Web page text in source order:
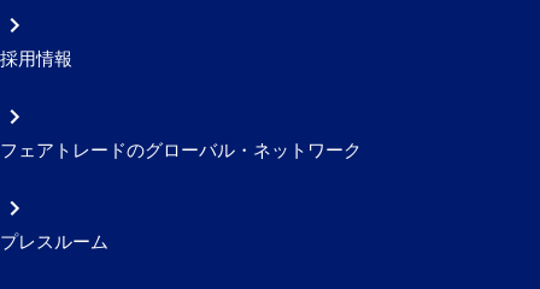
採用情報
フェアトレードのグローバル・ネットワーク
プレスルーム